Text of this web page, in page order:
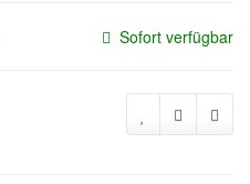
Sofort verfügbar